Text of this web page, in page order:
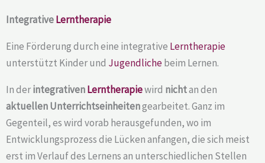
IntegrativeLerntherapie
Eine Förderung durch eine integrative Lerntherapie
unterstützt Kinder und Jugendlichebeim Lernen.
In derintegrativenLerntherapiewird nichtan den
aktuellen Unterrichtseinheitengearbeitet. Ganz im
Gegenteil, es wird vorab herausgefunden, wo im
Entwicklungsprozess die Lücken anfangen, die sich meist
erst im Verlauf des Lernens an unterschiedlichen Stellen